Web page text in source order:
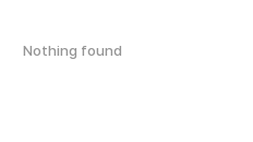
Nothing found